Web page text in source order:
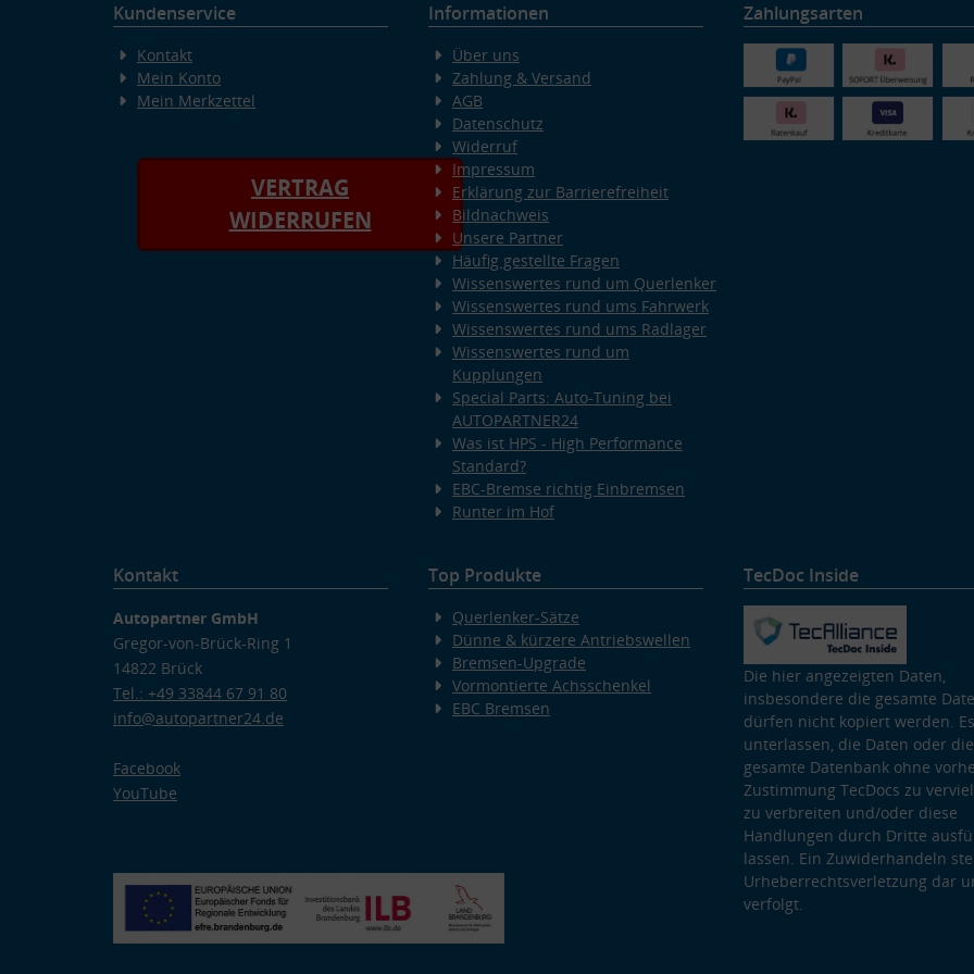
Kundenservice
Kontakt
Mein Konto
Mein Merkzettel
VERTRAG
WIDERRUFEN
Informationen
Über uns
Zahlung & Versand
AGB
Datenschutz
Widerruf
Impressum
Erklärung zur Barrierefreiheit
Bildnachweis
Unsere Partner
Häufig gestellte Fragen
Wissenswertes rund um Querlenker
Wissenswertes rund ums Fahrwerk
Wissenswertes rund ums Radlager
Wissenswertes rund um
Kupplungen
Special Parts: Auto-Tuning bei
AUTOPARTNER24
Was ist HPS - High Performance
Standard?
EBC-Bremse richtig Einbremsen
Runter im Hof
Zahlungsarten
Kontakt
Autopartner GmbH
Gregor-von-Brück-Ring 1
14822 Brück
Tel.: +49 33844 67 91 80
info@autopartner24.de
Facebook
YouTube
Top Produkte
Querlenker-Sätze
Dünne & kürzere Antriebswellen
Bremsen-Upgrade
Vormontierte Achsschenkel
EBC Bremsen
TecDoc Inside
Die hier angezeigten Daten,
insbesondere die gesamte
dürfen nicht kopiert werden.
unterlassen, die Daten oder die
gesamte Datenbank ohne
Zustimmung TecDocs zu
zu verbreiten und/oder diese
Handlungen durch Dritte
lassen. Ein Zuwiderhandeln
Urheberrechtsverletzung dar
verfolgt.